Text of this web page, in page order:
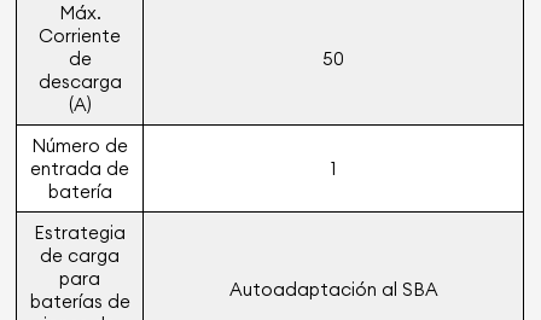
Máx.
Corriente
de
descarga
(A)
50
Número de
entrada de
batería
1
Estrategia
de carga
para
baterías de
Autoadaptación al SBA